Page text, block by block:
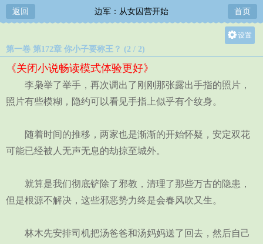
返回 边军：从女囚营开始 首页
设置
中
第一卷 第172章 你小子要称王？ (2 / 2)
《关闭小说畅读模式体验更好》
李枭举了举手，再次调出了刚刚那张露出手指的照片，
照片有些模糊，隐约可以看见手指上似乎有个纹身。
随着时间的推移，两家也是渐渐的开始怀疑，安定双花
可能已经被人无声无息的劫掠至城外。
就算是我们彻底铲除了邪教，清理了那些万古的隐患，
但是根源不解决，这些邪恶势力终是会春风吹又生。
林木先安排司机把汤爸爸和汤妈妈送了回去，然后自己